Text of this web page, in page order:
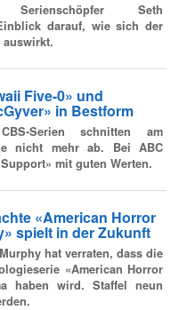
Seth
darauf, wie sich der
auswirkt.
Five-0» und
in Bestform
Serien schnitten am
nicht mehr ab. Bei ABC
mit guten Werten.
«American Horror
spielt in der Zukunft
hat verraten, dass die
«American Horror
haben wird. Staffel neun